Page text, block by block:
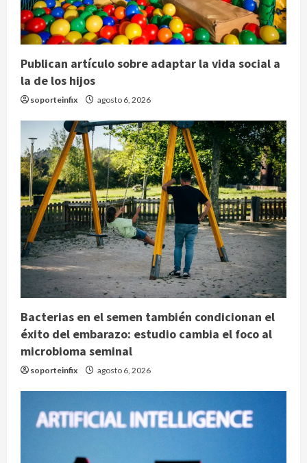
Publican artículo sobre adaptar la vida social a
la de los hijos
soporteinfix agosto 6, 2026
Bacterias en el semen también condicionan el
éxito del embarazo: estudio cambia el foco al
microbioma seminal
soporteinfix agosto 6, 2026